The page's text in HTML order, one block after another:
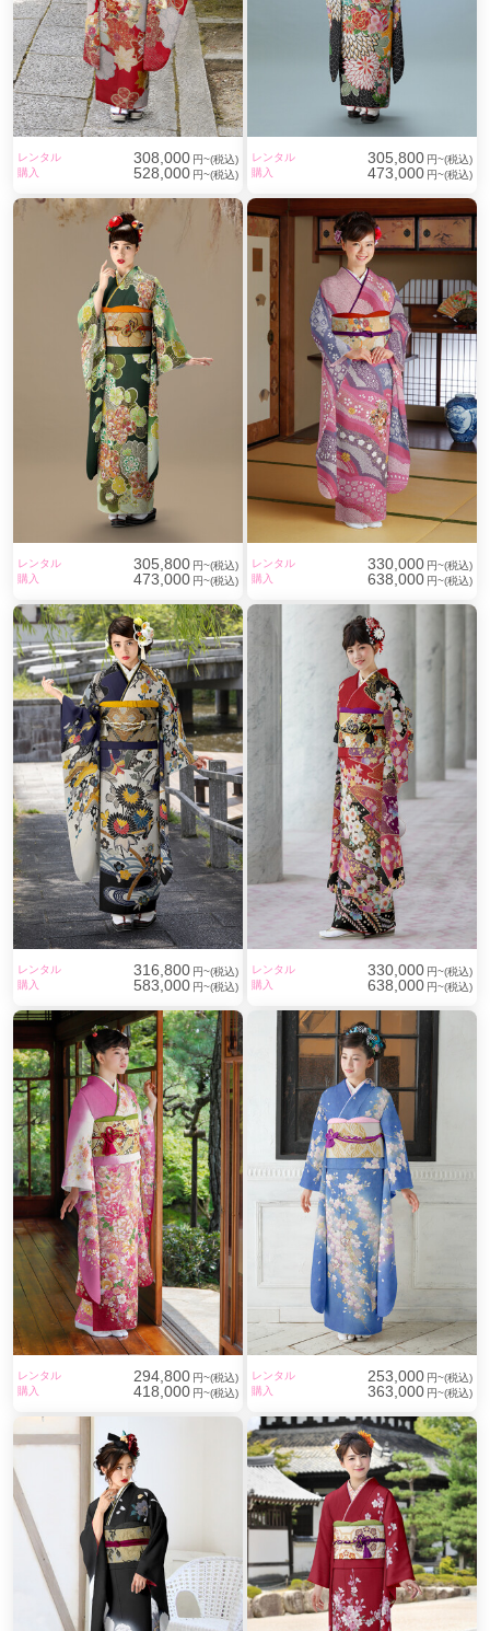
レンタル 308,000 円~(税込)
購入
528,000 円~(税込)
レンタル 305,800 円~(税込)
購入
473,000 円~(税込)
レンタル 305,800 円~(税込)
購入
473,000 円~(税込)
レンタル 330,000 円~(税込)
購入
638,000 円~(税込)
レンタル 316,800 円~(税込)
購入
583,000 円~(税込)
レンタル 330,000 円~(税込)
購入
638,000 円~(税込)
レンタル 294,800 円~(税込)
購入
418,000 円~(税込)
レンタル 253,000 円~(税込)
購入
363,000 円~(税込)